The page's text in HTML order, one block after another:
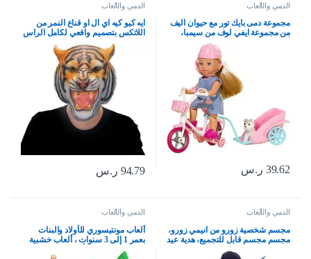
الدمي والألعاب
مجموعة دمى بايك تور مع حيوان اليف
من مجموعة ايفي لوف من سيمبا،
39.62 ر.س
الدمي والألعاب
ايه كيو كيه اي ال او قناع النمر من
اللاتكس بتصميم واقعي لكامل الراس
لحفلات الهالوين والكرنفالات
والحفلات التنكرية
94.79 ر.س
الدمي والألعاب
مجسم شخصية زورو من انيمي زورو،
مجسم مجسم قابل للتجميع، هدية عيد
الدمي والألعاب
ألعاب مونتيسوري للأولاد والبنات
بعمر 1 إلى 3 سنوات ، ألعاب خشبية
للفرز والتكديس للأطفال الصغار